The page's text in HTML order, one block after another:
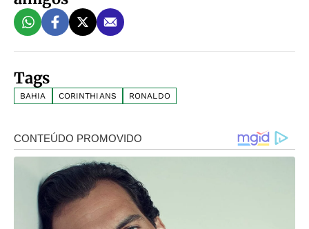
Tags
BAHIA CORINTHIANS RONALDO